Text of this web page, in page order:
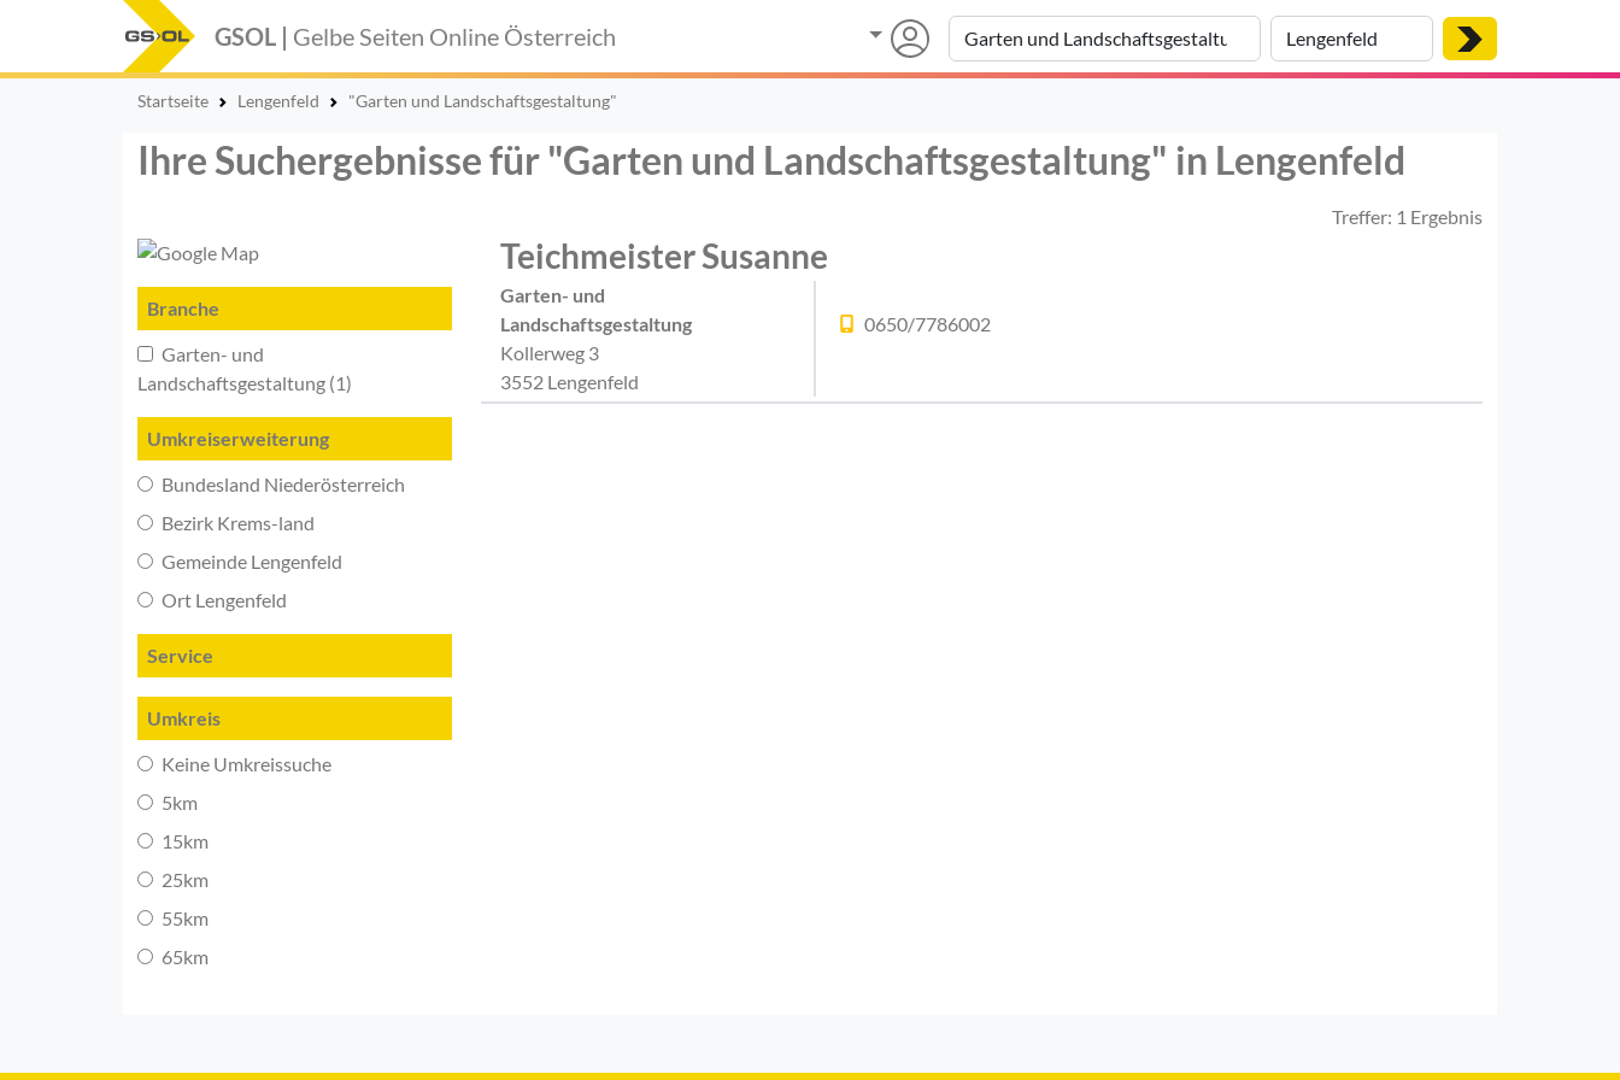
GSOL | Gelbe Seiten Online Österreich
Startseite Lengenfeld "Garten und Landschaftsgestaltung"
Ihre Suchergebnisse für "Garten und Landschaftsgestaltung" in Lengenfeld
Treffer: 1 Ergebnis
Branche
Garten- und
Landschaftsgestaltung (1)
Umkreiserweiterung
Bundesland Niederösterreich
Bezirk Krems-land
Gemeinde Lengenfeld
Ort Lengenfeld
Service
Umkreis
Keine Umkreissuche
5km
15km
25km
55km
65km
Teichmeister Susanne
Garten- und
Landschaftsgestaltung
Kollerweg 3
3552 Lengenfeld
0650/7786002